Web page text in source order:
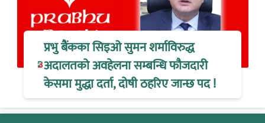
प्रभु बैंकका सिइओ सुमन शर्माविरुद्ध
अदालतको अवहेलना सम्बन्धि फौजदारी
केसमा मुद्धा दर्ता, दोषी ठहरिए जान्छ पद !